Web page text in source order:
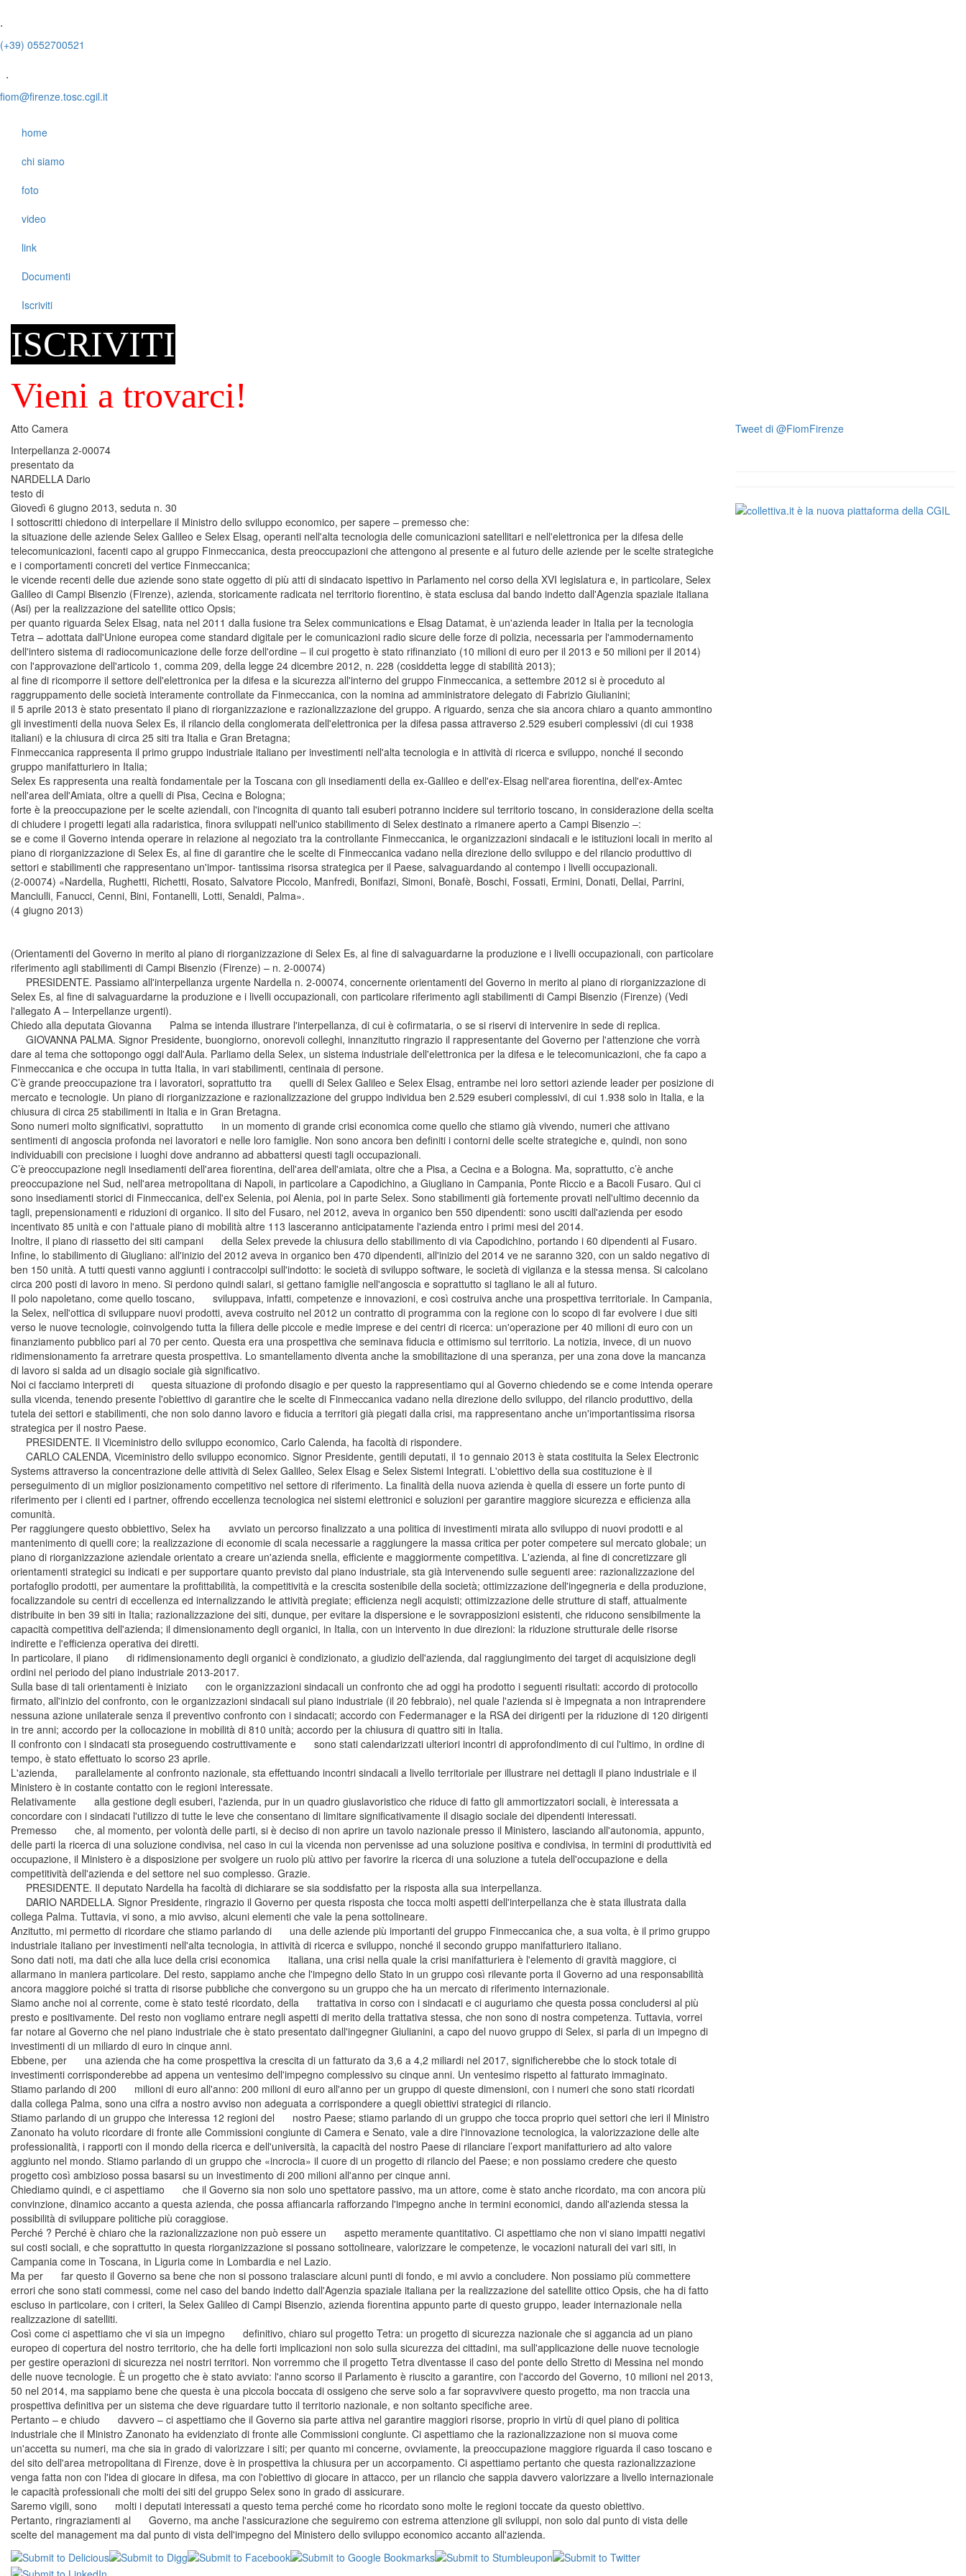
.
(+39) 0552700521
.
fiom@firenze.tosc.cgil.it
home
chi siamo
foto
video
link
Documenti
Iscriviti
ISCRIVITI
Vieni a trovarci!
Atto Camera
Interpellanza 2-00074
presentato da
NARDELLA Dario
testo di
Giovedì 6 giugno 2013, seduta n. 30
I sottoscritti chiedono di interpellare il Ministro dello sviluppo economico, per sapere – premesso che:
la situazione delle aziende Selex Galileo e Selex Elsag, operanti nell'alta tecnologia delle comunicazioni satellitari e nell'elettronica per la difesa delle
telecomunicazioni, facenti capo al gruppo Finmeccanica, desta preoccupazioni che attengono al presente e al futuro delle aziende per le scelte strategiche
e i comportamenti concreti del vertice Finmeccanica;
le vicende recenti delle due aziende sono state oggetto di più atti di sindacato ispettivo in Parlamento nel corso della XVI legislatura e, in particolare, Selex
Galileo di Campi Bisenzio (Firenze), azienda, storicamente radicata nel territorio fiorentino, è stata esclusa dal bando indetto dall'Agenzia spaziale italiana
(Asi) per la realizzazione del satellite ottico Opsis;
per quanto riguarda Selex Elsag, nata nel 2011 dalla fusione tra Selex communications e Elsag Datamat, è un'azienda leader in Italia per la tecnologia
Tetra – adottata dall'Unione europea come standard digitale per le comunicazioni radio sicure delle forze di polizia, necessaria per l'ammodernamento
dell'intero sistema di radiocomunicazione delle forze dell'ordine – il cui progetto è stato rifinanziato (10 milioni di euro per il 2013 e 50 milioni per il 2014)
con l'approvazione dell'articolo 1, comma 209, della legge 24 dicembre 2012, n. 228 (cosiddetta legge di stabilità 2013);
al fine di ricomporre il settore dell'elettronica per la difesa e la sicurezza all'interno del gruppo Finmeccanica, a settembre 2012 si è proceduto al
raggruppamento delle società interamente controllate da Finmeccanica, con la nomina ad amministratore delegato di Fabrizio Giulianini;
il 5 aprile 2013 è stato presentato il piano di riorganizzazione e razionalizzazione del gruppo. A riguardo, senza che sia ancora chiaro a quanto ammontino
gli investimenti della nuova Selex Es, il rilancio della conglomerata dell'elettronica per la difesa passa attraverso 2.529 esuberi complessivi (di cui 1938
italiani) e la chiusura di circa 25 siti tra Italia e Gran Bretagna;
Finmeccanica rappresenta il primo gruppo industriale italiano per investimenti nell'alta tecnologia e in attività di ricerca e sviluppo, nonché il secondo
gruppo manifatturiero in Italia;
Selex Es rappresenta una realtà fondamentale per la Toscana con gli insediamenti della ex-Galileo e dell'ex-Elsag nell'area fiorentina, dell'ex-Amtec
nell'area dell'Amiata, oltre a quelli di Pisa, Cecina e Bologna;
forte è la preoccupazione per le scelte aziendali, con l'incognita di quanto tali esuberi potranno incidere sul territorio toscano, in considerazione della scelta
di chiudere i progetti legati alla radaristica, finora sviluppati nell'unico stabilimento di Selex destinato a rimanere aperto a Campi Bisenzio –:
se e come il Governo intenda operare in relazione al negoziato tra la controllante Finmeccanica, le organizzazioni sindacali e le istituzioni locali in merito al
piano di riorganizzazione di Selex Es, al fine di garantire che le scelte di Finmeccanica vadano nella direzione dello sviluppo e del rilancio produttivo di
settori e stabilimenti che rappresentano un'impor- tantissima risorsa strategica per il Paese, salvaguardando al contempo i livelli occupazionali.
(2-00074) «Nardella, Rughetti, Richetti, Rosato, Salvatore Piccolo, Manfredi, Bonifazi, Simoni, Bonafè, Boschi, Fossati, Ermini, Donati, Dellai, Parrini,
Manciulli, Fanucci, Cenni, Bini, Fontanelli, Lotti, Senaldi, Palma».
(4 giugno 2013)
(Orientamenti del Governo in merito al piano di riorganizzazione di Selex Es, al fine di salvaguardarne la produzione e i livelli occupazionali, con particolare
riferimento agli stabilimenti di Campi Bisenzio (Firenze) – n. 2-00074)
PRESIDENTE. Passiamo all'interpellanza urgente Nardella n. 2-00074, concernente orientamenti del Governo in merito al piano di riorganizzazione di
Selex Es, al fine di salvaguardarne la produzione e i livelli occupazionali, con particolare riferimento agli stabilimenti di Campi Bisenzio (Firenze) (Vedi
l'allegato A – Interpellanze urgenti).
Chiedo alla deputata Giovanna Palma se intenda illustrare l'interpellanza, di cui è cofirmataria, o se si riservi di intervenire in sede di replica.
GIOVANNA PALMA. Signor Presidente, buongiorno, onorevoli colleghi, innanzitutto ringrazio il rappresentante del Governo per l'attenzione che vorrà
dare al tema che sottopongo oggi dall'Aula. Parliamo della Selex, un sistema industriale dell'elettronica per la difesa e le telecomunicazioni, che fa capo a
Finmeccanica e che occupa in tutta Italia, in vari stabilimenti, centinaia di persone.
C’è grande preoccupazione tra i lavoratori, soprattutto tra quelli di Selex Galileo e Selex Elsag, entrambe nei loro settori aziende leader per posizione di
mercato e tecnologie. Un piano di riorganizzazione e razionalizzazione del gruppo individua ben 2.529 esuberi complessivi, di cui 1.938 solo in Italia, e la
chiusura di circa 25 stabilimenti in Italia e in Gran Bretagna.
Sono numeri molto significativi, soprattutto in un momento di grande crisi economica come quello che stiamo già vivendo, numeri che attivano
sentimenti di angoscia profonda nei lavoratori e nelle loro famiglie. Non sono ancora ben definiti i contorni delle scelte strategiche e, quindi, non sono
individuabili con precisione i luoghi dove andranno ad abbattersi questi tagli occupazionali.
C’è preoccupazione negli insediamenti dell'area fiorentina, dell'area dell'amiata, oltre che a Pisa, a Cecina e a Bologna. Ma, soprattutto, c’è anche
preoccupazione nel Sud, nell'area metropolitana di Napoli, in particolare a Capodichino, a Giugliano in Campania, Ponte Riccio e a Bacoli Fusaro. Qui ci
sono insediamenti storici di Finmeccanica, dell'ex Selenia, poi Alenia, poi in parte Selex. Sono stabilimenti già fortemente provati nell'ultimo decennio da
tagli, prepensionamenti e riduzioni di organico. Il sito del Fusaro, nel 2012, aveva in organico ben 550 dipendenti: sono usciti dall'azienda per esodo
incentivato 85 unità e con l'attuale piano di mobilità altre 113 lasceranno anticipatamente l'azienda entro i primi mesi del 2014.
Inoltre, il piano di riassetto dei siti campani della Selex prevede la chiusura dello stabilimento di via Capodichino, portando i 60 dipendenti al Fusaro.
Infine, lo stabilimento di Giugliano: all'inizio del 2012 aveva in organico ben 470 dipendenti, all'inizio del 2014 ve ne saranno 320, con un saldo negativo di
ben 150 unità. A tutti questi vanno aggiunti i contraccolpi sull'indotto: le società di sviluppo software, le società di vigilanza e la stessa mensa. Si calcolano
circa 200 posti di lavoro in meno. Si perdono quindi salari, si gettano famiglie nell'angoscia e soprattutto si tagliano le ali al futuro.
Il polo napoletano, come quello toscano, sviluppava, infatti, competenze e innovazioni, e così costruiva anche una prospettiva territoriale. In Campania,
la Selex, nell'ottica di sviluppare nuovi prodotti, aveva costruito nel 2012 un contratto di programma con la regione con lo scopo di far evolvere i due siti
verso le nuove tecnologie, coinvolgendo tutta la filiera delle piccole e medie imprese e dei centri di ricerca: un'operazione per 40 milioni di euro con un
finanziamento pubblico pari al 70 per cento. Questa era una prospettiva che seminava fiducia e ottimismo sul territorio. La notizia, invece, di un nuovo
ridimensionamento fa arretrare questa prospettiva. Lo smantellamento diventa anche la smobilitazione di una speranza, per una zona dove la mancanza
di lavoro si salda ad un disagio sociale già significativo.
Noi ci facciamo interpreti di questa situazione di profondo disagio e per questo la rappresentiamo qui al Governo chiedendo se e come intenda operare
sulla vicenda, tenendo presente l'obiettivo di garantire che le scelte di Finmeccanica vadano nella direzione dello sviluppo, del rilancio produttivo, della
tutela dei settori e stabilimenti, che non solo danno lavoro e fiducia a territori già piegati dalla crisi, ma rappresentano anche un'importantissima risorsa
strategica per il nostro Paese.
PRESIDENTE. Il Viceministro dello sviluppo economico, Carlo Calenda, ha facoltà di rispondere.
CARLO CALENDA, Viceministro dello sviluppo economico. Signor Presidente, gentili deputati, il 1o gennaio 2013 è stata costituita la Selex Electronic
Systems attraverso la concentrazione delle attività di Selex Galileo, Selex Elsag e Selex Sistemi Integrati. L'obiettivo della sua costituzione è il
perseguimento di un miglior posizionamento competitivo nel settore di riferimento. La finalità della nuova azienda è quella di essere un forte punto di
riferimento per i clienti ed i partner, offrendo eccellenza tecnologica nei sistemi elettronici e soluzioni per garantire maggiore sicurezza e efficienza alla
comunità.
Per raggiungere questo obbiettivo, Selex ha avviato un percorso finalizzato a una politica di investimenti mirata allo sviluppo di nuovi prodotti e al
mantenimento di quelli core; la realizzazione di economie di scala necessarie a raggiungere la massa critica per poter competere sul mercato globale; un
piano di riorganizzazione aziendale orientato a creare un'azienda snella, efficiente e maggiormente competitiva. L'azienda, al fine di concretizzare gli
orientamenti strategici su indicati e per supportare quanto previsto dal piano industriale, sta già intervenendo sulle seguenti aree: razionalizzazione del
portafoglio prodotti, per aumentare la profittabilità, la competitività e la crescita sostenibile della società; ottimizzazione dell'ingegneria e della produzione,
focalizzandole su centri di eccellenza ed internalizzando le attività pregiate; efficienza negli acquisti; ottimizzazione delle strutture di staff, attualmente
distribuite in ben 39 siti in Italia; razionalizzazione dei siti, dunque, per evitare la dispersione e le sovrapposizioni esistenti, che riducono sensibilmente la
capacità competitiva dell'azienda; il dimensionamento degli organici, in Italia, con un intervento in due direzioni: la riduzione strutturale delle risorse
indirette e l'efficienza operativa dei diretti.
In particolare, il piano di ridimensionamento degli organici è condizionato, a giudizio dell'azienda, dal raggiungimento dei target di acquisizione degli
ordini nel periodo del piano industriale 2013-2017.
Sulla base di tali orientamenti è iniziato con le organizzazioni sindacali un confronto che ad oggi ha prodotto i seguenti risultati: accordo di protocollo
firmato, all'inizio del confronto, con le organizzazioni sindacali sul piano industriale (il 20 febbraio), nel quale l'azienda si è impegnata a non intraprendere
nessuna azione unilaterale senza il preventivo confronto con i sindacati; accordo con Federmanager e la RSA dei dirigenti per la riduzione di 120 dirigenti
in tre anni; accordo per la collocazione in mobilità di 810 unità; accordo per la chiusura di quattro siti in Italia.
Il confronto con i sindacati sta proseguendo costruttivamente e sono stati calendarizzati ulteriori incontri di approfondimento di cui l'ultimo, in ordine di
tempo, è stato effettuato lo scorso 23 aprile.
L'azienda, parallelamente al confronto nazionale, sta effettuando incontri sindacali a livello territoriale per illustrare nei dettagli il piano industriale e il
Ministero è in costante contatto con le regioni interessate.
Relativamente alla gestione degli esuberi, l'azienda, pur in un quadro giuslavoristico che riduce di fatto gli ammortizzatori sociali, è interessata a
concordare con i sindacati l'utilizzo di tutte le leve che consentano di limitare significativamente il disagio sociale dei dipendenti interessati.
Premesso che, al momento, per volontà delle parti, si è deciso di non aprire un tavolo nazionale presso il Ministero, lasciando all'autonomia, appunto,
delle parti la ricerca di una soluzione condivisa, nel caso in cui la vicenda non pervenisse ad una soluzione positiva e condivisa, in termini di produttività ed
occupazione, il Ministero è a disposizione per svolgere un ruolo più attivo per favorire la ricerca di una soluzione a tutela dell'occupazione e della
competitività dell'azienda e del settore nel suo complesso. Grazie.
PRESIDENTE. Il deputato Nardella ha facoltà di dichiarare se sia soddisfatto per la risposta alla sua interpellanza.
DARIO NARDELLA. Signor Presidente, ringrazio il Governo per questa risposta che tocca molti aspetti dell'interpellanza che è stata illustrata dalla
collega Palma. Tuttavia, vi sono, a mio avviso, alcuni elementi che vale la pena sottolineare.
Anzitutto, mi permetto di ricordare che stiamo parlando di una delle aziende più importanti del gruppo Finmeccanica che, a sua volta, è il primo gruppo
industriale italiano per investimenti nell'alta tecnologia, in attività di ricerca e sviluppo, nonché il secondo gruppo manifatturiero italiano.
Sono dati noti, ma dati che alla luce della crisi economica italiana, una crisi nella quale la crisi manifatturiera è l'elemento di gravità maggiore, ci
allarmano in maniera particolare. Del resto, sappiamo anche che l'impegno dello Stato in un gruppo così rilevante porta il Governo ad una responsabilità
ancora maggiore poiché si tratta di risorse pubbliche che convergono su un gruppo che ha un mercato di riferimento internazionale.
Siamo anche noi al corrente, come è stato testé ricordato, della trattativa in corso con i sindacati e ci auguriamo che questa possa concludersi al più
presto e positivamente. Del resto non vogliamo entrare negli aspetti di merito della trattativa stessa, che non sono di nostra competenza. Tuttavia, vorrei
far notare al Governo che nel piano industriale che è stato presentato dall'ingegner Giulianini, a capo del nuovo gruppo di Selex, si parla di un impegno di
investimenti di un miliardo di euro in cinque anni.
Ebbene, per una azienda che ha come prospettiva la crescita di un fatturato da 3,6 a 4,2 miliardi nel 2017, significherebbe che lo stock totale di
investimenti corrisponderebbe ad appena un ventesimo dell'impegno complessivo su cinque anni. Un ventesimo rispetto al fatturato immaginato.
Stiamo parlando di 200 milioni di euro all'anno: 200 milioni di euro all'anno per un gruppo di queste dimensioni, con i numeri che sono stati ricordati
dalla collega Palma, sono una cifra a nostro avviso non adeguata a corrispondere a quegli obiettivi strategici di rilancio.
Stiamo parlando di un gruppo che interessa 12 regioni del nostro Paese; stiamo parlando di un gruppo che tocca proprio quei settori che ieri il Ministro
Zanonato ha voluto ricordare di fronte alle Commissioni congiunte di Camera e Senato, vale a dire l'innovazione tecnologica, la valorizzazione delle alte
professionalità, i rapporti con il mondo della ricerca e dell'università, la capacità del nostro Paese di rilanciare l’export manifatturiero ad alto valore
aggiunto nel mondo. Stiamo parlando di un gruppo che «incrocia» il cuore di un progetto di rilancio del Paese; e non possiamo credere che questo
progetto così ambizioso possa basarsi su un investimento di 200 milioni all'anno per cinque anni.
Chiediamo quindi, e ci aspettiamo che il Governo sia non solo uno spettatore passivo, ma un attore, come è stato anche ricordato, ma con ancora più
convinzione, dinamico accanto a questa azienda, che possa affiancarla rafforzando l'impegno anche in termini economici, dando all'azienda stessa la
possibilità di sviluppare politiche più coraggiose.
Perché ? Perché è chiaro che la razionalizzazione non può essere un aspetto meramente quantitativo. Ci aspettiamo che non vi siano impatti negativi
sui costi sociali, e che soprattutto in questa riorganizzazione si possano sottolineare, valorizzare le competenze, le vocazioni naturali dei vari siti, in
Campania come in Toscana, in Liguria come in Lombardia e nel Lazio.
Ma per far questo il Governo sa bene che non si possono tralasciare alcuni punti di fondo, e mi avvio a concludere. Non possiamo più commettere
errori che sono stati commessi, come nel caso del bando indetto dall'Agenzia spaziale italiana per la realizzazione del satellite ottico Opsis, che ha di fatto
escluso in particolare, con i criteri, la Selex Galileo di Campi Bisenzio, azienda fiorentina appunto parte di questo gruppo, leader internazionale nella
realizzazione di satelliti.
Così come ci aspettiamo che vi sia un impegno definitivo, chiaro sul progetto Tetra: un progetto di sicurezza nazionale che si aggancia ad un piano
europeo di copertura del nostro territorio, che ha delle forti implicazioni non solo sulla sicurezza dei cittadini, ma sull'applicazione delle nuove tecnologie
per gestire operazioni di sicurezza nei nostri territori. Non vorremmo che il progetto Tetra diventasse il caso del ponte dello Stretto di Messina nel mondo
delle nuove tecnologie. È un progetto che è stato avviato: l'anno scorso il Parlamento è riuscito a garantire, con l'accordo del Governo, 10 milioni nel 2013,
50 nel 2014, ma sappiamo bene che questa è una piccola boccata di ossigeno che serve solo a far sopravvivere questo progetto, ma non traccia una
prospettiva definitiva per un sistema che deve riguardare tutto il territorio nazionale, e non soltanto specifiche aree.
Pertanto – e chiudo davvero – ci aspettiamo che il Governo sia parte attiva nel garantire maggiori risorse, proprio in virtù di quel piano di politica
industriale che il Ministro Zanonato ha evidenziato di fronte alle Commissioni congiunte. Ci aspettiamo che la razionalizzazione non si muova come
un'accetta su numeri, ma che sia in grado di valorizzare i siti; per quanto mi concerne, ovviamente, la preoccupazione maggiore riguarda il caso toscano e
del sito dell'area metropolitana di Firenze, dove è in prospettiva la chiusura per un accorpamento. Ci aspettiamo pertanto che questa razionalizzazione
venga fatta non con l'idea di giocare in difesa, ma con l'obiettivo di giocare in attacco, per un rilancio che sappia davvero valorizzare a livello internazionale
le capacità professionali che molti dei siti del gruppo Selex sono in grado di assicurare.
Saremo vigili, sono molti i deputati interessati a questo tema perché come ho ricordato sono molte le regioni toccate da questo obiettivo.
Pertanto, ringraziamenti al Governo, ma anche l'assicurazione che seguiremo con estrema attenzione gli sviluppi, non solo dal punto di vista delle
scelte del management ma dal punto di vista dell'impegno del Ministero dello sviluppo economico accanto all'azienda.
Tweet di @FiomFirenze